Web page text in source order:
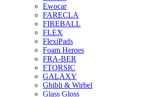
Ewocar
FARECLA
FIREBALL
FLEX
FlexiPads
Foam Heroes
FRA-BER
FTORSIC
GALAXY
Ghibli & Wirbel
Glass Gloss